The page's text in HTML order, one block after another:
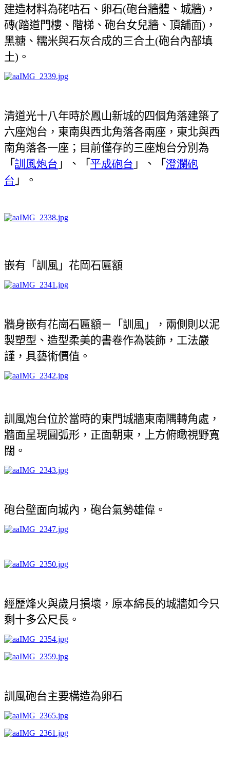
建造材料為硓咕石、卵石(砲台牆體、城牆) ，
磚(踏道門樓、階梯、砲台女兒牆、頂舖面) ，
黑糖、糯米與石灰合成的三合土(砲台內部填
土) 。
清道光十八年時於鳳山新城的四個角落建築了
六座炮台，東南與西北角落各兩座，東北與西
南角落各一座；目前僅存的三座炮台分別為
「訓風炮台 」、「平成砲台 」、「澄瀾砲
台 」。
嵌有「訓風」花岡石匾額
牆身嵌有花崗石匾額－「訓風」，兩側則以泥
製塑型、造型柔美的書卷作為裝飾，工法嚴
謹，具藝術價值。
訓風炮台位於當時的東門城牆東南隅轉角處，
牆面呈現圓弧形，正面朝東，上方俯瞰視野寬
闊。
砲台壁面向城內，砲台氣勢雄偉。
經歷烽火與歲月損壞，原本綿長的城牆如今只
剩十多公尺長。
訓風砲台主要構造為卵石